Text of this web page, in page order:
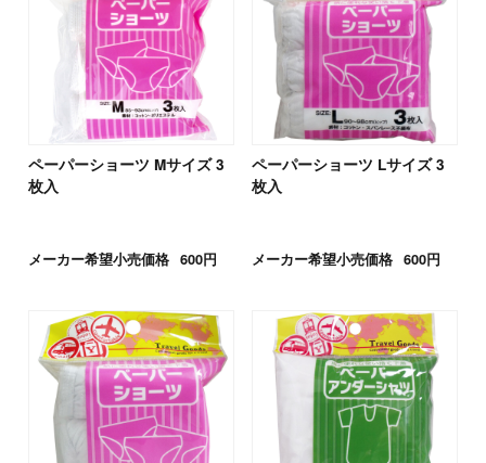
ペーパーショーツ Mサイズ 3
枚入
メーカー希望小売価格 600円
ペーパーショーツ Lサイズ 3
枚入
メーカー希望小売価格 600円